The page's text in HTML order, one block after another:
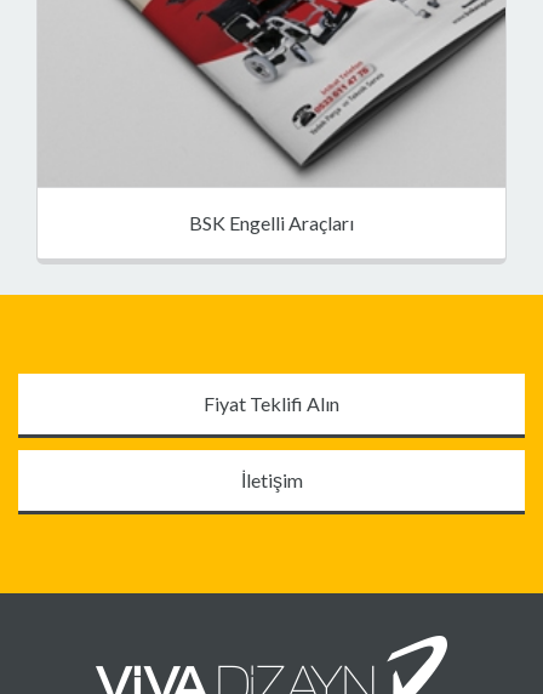
BSK Engelli Araçları
Fiyat Teklifi Alın
İletişim